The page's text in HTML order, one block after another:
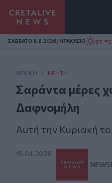
Homepage
ΣAΒΒΑΤΟ 8.8.2026/ΗΡΑΚΛΕΙΟ 31 °C
ΑΡΧΙΚΗ / ΚΡΉΤΗ
Σαράντα μέρες
Δαφνομήλη
Αυτή την Κυριακή
15.04.2026